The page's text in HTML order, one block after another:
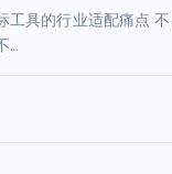
工具的行业适配痛点
…